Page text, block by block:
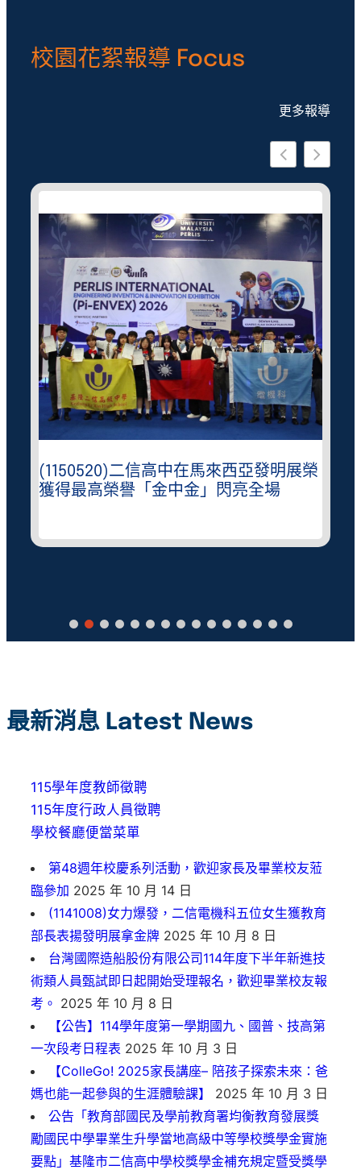
校園花絮報導 Focus
更多報導
(1150520)二信高中在馬來西亞發明展榮
獲得最高榮譽「金中金」閃亮全場
最新消息 Latest News
115學年度教師徵聘
115年度行政人員徵聘
學校餐廳便當菜單
第48週年校慶系列活動，歡迎家長及畢業校友蒞
臨參加 2025 年 10 月 14 日
(1141008)女力爆發，二信電機科五位女生獲教育
部長表揚發明展拿金牌 2025 年 10 月 8 日
台灣國際造船股份有限公司114年度下半年新進技
術類人員甄試即日起開始受理報名，歡迎畢業校友報
考。 2025 年 10 月 8 日
【公告】114學年度第一學期國九、國普、技高第
一次段考日程表 2025 年 10 月 3 日
【ColleGo! 2025家長講座– 陪孩子探索未來：爸
媽也能一起參與的生涯體驗課】
2025 年 10 月 3 日
公告「教育部國民及學前教育署均衡教育發展獎
勵國民中學畢業生升學當地高級中等學校獎學金實施
要點」基隆市二信高中學校獎學金補充規定暨受獎學